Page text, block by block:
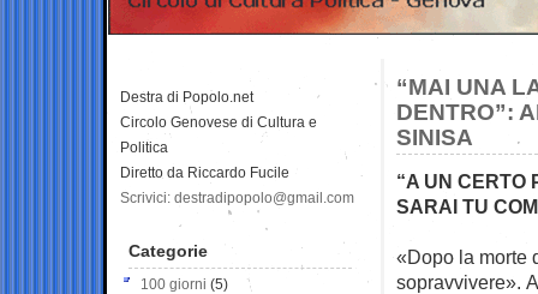
“MAI UNA
DENTRO”:
SINISA
“A UN CERTO
SARAI TU
«Dopo la morte
sopravvivere».
Destra di Popolo.net
Circolo Genovese di Cultura e
Politica
Diretto da Riccardo Fucile
Scrivici: destradipopolo@gmail.com
Categorie
100 giorni (5)